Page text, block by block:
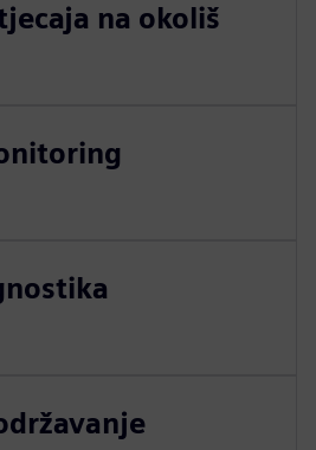
na okoliš